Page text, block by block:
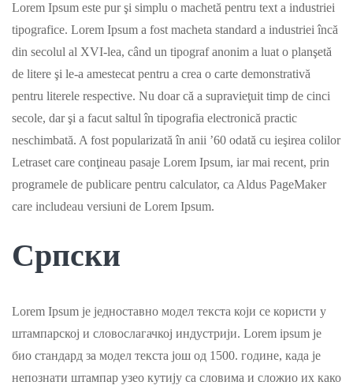
Lorem Ipsum este pur şi simplu o machetă pentru text a industriei
tipografice. Lorem Ipsum a fost macheta standard a industriei încă
din secolul al XVI-lea, când un tipograf anonim a luat o planşetă
de litere şi le-a amestecat pentru a crea o carte demonstrativă
pentru literele respective. Nu doar că a supravieţuit timp de cinci
secole, dar şi a facut saltul în tipografia electronică practic
neschimbată. A fost popularizată în anii ’60 odată cu ieşirea colilor
Letraset care conţineau pasaje Lorem Ipsum, iar mai recent, prin
programele de publicare pentru calculator, ca Aldus PageMaker
care includeau versiuni de Lorem Ipsum.
Српски
Lorem Ipsum је једноставно модел текста који се користи у
штампарској и словослагачкој индустрији. Lorem ipsum је
био стандард за модел текста још од 1500. године, када је
непознати штампар узео кутију са словима и сложио их како